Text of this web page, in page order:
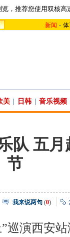
，推荐您使用双核高
新闻 -
美 日韩 音乐视频
队 五
节
我来说两句 (0)
演西安站